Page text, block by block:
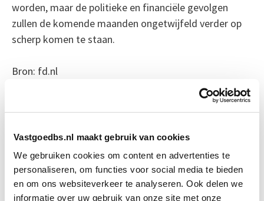
Vastgoedbs.nl maakt gebruik van cookies
We gebruiken cookies om content en advertenties te
personaliseren, om functies voor social media te bieden
en om ons websiteverkeer te analyseren. Ook delen we
informatie over uw gebruik van onze site met onze
worden, maar de politieke en financiële gevolgen
zullen de komende maanden ongetwijfeld verder op
scherp komen te staan.
Bron: fd.nl
Boeiend verhaal? Duik dan eens
Huurrecht Woonruimte Start wo 12 mei
Vastgoedmanagement Start wo 16 sep